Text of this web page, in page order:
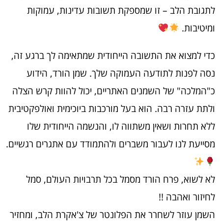
לתגובת הלב – זו שמספקת תשובות עדינות, עמוקות
ומיטיבות.
כדי למצוא את התשובה הייחודית שמתאימה לך ברגע זה,
נסה לפנות לתודעה העמוקה שלך. שמן הורד, הידוע
כ"המלכה" של השמנים האתריים, יכול להוות קרש הצלה
ולתת עזרה רבה. הוא בעל מורכבות ביוכימית ואולפקטיבית
ללא תחרות ושאין משתווה לו, והנשמה הייחודית שלו
מסייעת לנו לעבור משברים ולהתמודד עם אתגרים רגשיים.
לא לשוא, פרח הורד מסמל בכל תרבויות העולם, סמל
לחיזור ואהבה !!
השמן עוזר לשחרר את הפלונטר של צ'אקרת הלב, ומחזיר